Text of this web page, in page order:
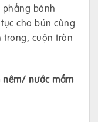
bánh
cho bún cùng
trong, cuộn tròn
nêm/ nước mắm